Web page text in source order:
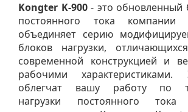
Kongter K-900- это обновленный
постоянного тока
объединяет серию
блоков нагрузки,
современной конструкцией и
рабочими
облегчат вашу работу по
нагрузки постоянного